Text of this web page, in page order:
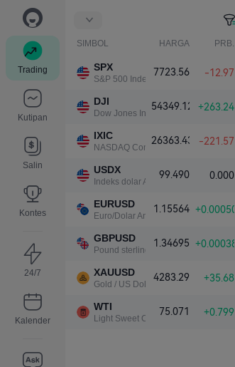
Trading
Kutipan
Salin
Kontes
24/7
Kalender
SIMBOL HARGA PRB.
SPX
S&P 500 Index
7723.56 -12.97
DJI
Dow Jones Industrial Average
54349.12 +263.24
IXIC
NASDAQ Composite Index
26363.43 -221.57
USDX
Indeks dolar AS
99.490 0.000
EURUSD
Euro/Dolar Amerika
1.15564 +0.00050
GBPUSD
Pound sterling/Dolar Amerika
1.34695 +0.00038
XAUUSD
Gold / US Dollar
4283.29 +35.68
WTI
Light Sweet Crude Oil
75.071 +0.799